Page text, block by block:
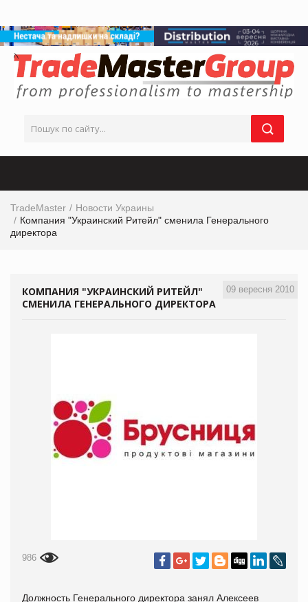
TradeMaster
Новости Украины
Компания "Украинский Ритейл" сменила Генерального
директора
09 вересня 2010
КОМПАНИЯ "УКРАИНСКИЙ РИТЕЙЛ"
СМЕНИЛА ГЕНЕРАЛЬНОГО ДИРЕКТОРА
986
Должность Генерального директора занял Алексеев